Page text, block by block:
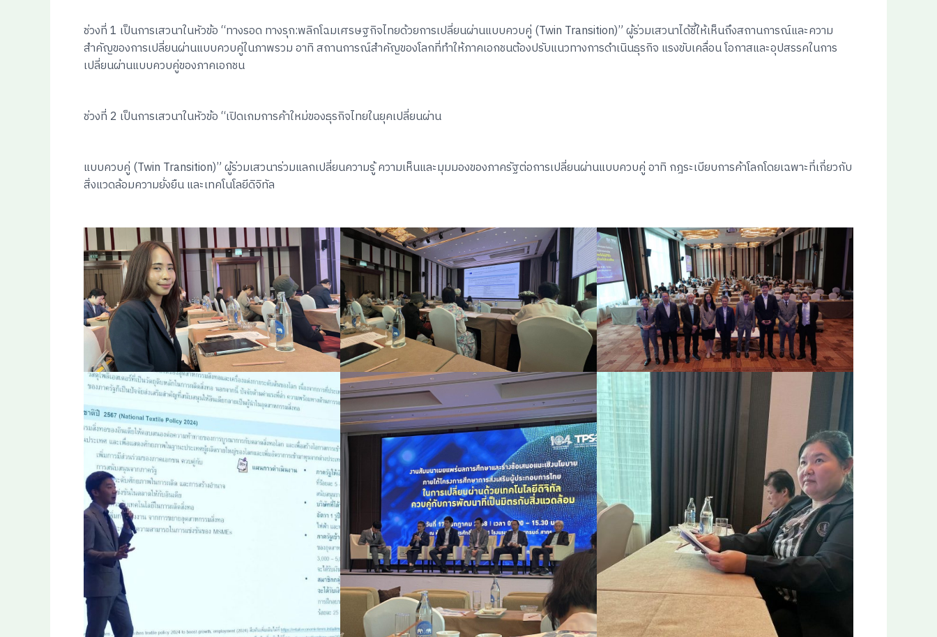
ช่วงที่ 1 เป็นการเสวนาในหัวข้อ “ทางรอด ทางรุก:พลิกโฉมเศรษฐกิจไทยด้วยการเปลี่ยนผ่านแบบควบคู่ (Twin Transition)” ผู้ร่วมเสวนาได้ชี้ให้เห็นถึงสถานการณ์และความ
สำคัญของการเปลี่ยนผ่านแบบควบคู่ในภาพรวม อาทิ สถานการณ์สำคัญของโลกที่ทำให้ภาคเอกชนต้องปรับแนวทางการดำเนินธุรกิจ แรงขับเคลื่อน โอกาสและอุปสรรคในการ
เปลี่ยนผ่านแบบควบคู่ของภาคเอกชน
ช่วงที่ 2 เป็นการเสวนาในหัวข้อ “เปิดเกมการค้าใหม่ของธุรกิจไทยในยุคเปลี่ยนผ่าน
แบบควบคู่ (Twin Transition)” ผู้ร่วมเสวนาร่วมแลกเปลี่ยนความรู้ ความเห็นและมุมมองของภาครัฐต่อการเปลี่ยนผ่านแบบควบคู่ อาทิ กฎระเบียบการค้าโลกโดยเฉพาะที่เกี่ยวกับ
สิ่งแวดล้อมความยั่งยืน และเทคโนโลยีดิจิทัล